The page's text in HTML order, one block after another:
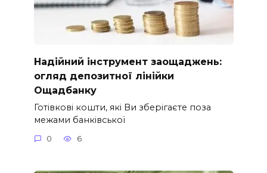
Надійний інструмент заощаджень:
огляд депозитної лінійки
Ощадбанку
Готівкові кошти, які Ви зберігаєте поза
межами банківської
0 6